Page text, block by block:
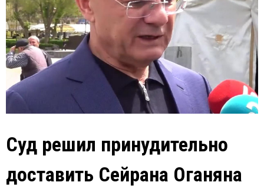
Суд решил принудительно
доставить Сейрана Оганяна